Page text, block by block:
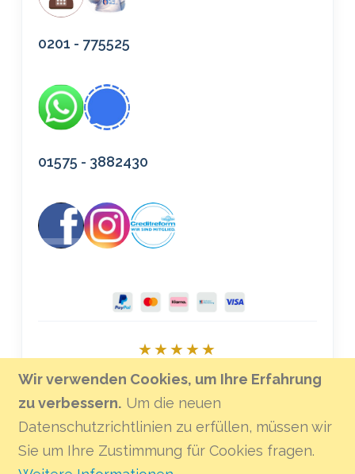
Wir verwenden Cookies, um Ihre Erfahrung
zu verbessern. Um die neuen
Datenschutzrichtlinien zu erfüllen, müssen wir
Sie um Ihre Zustimmung für Cookies fragen.
0201 - 775525
01575 - 3882430
★★★★★
Bei Google bewerten